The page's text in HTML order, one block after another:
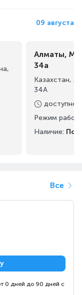
09 августа
Алматы,
34а
Казахстан,
34А
доступно
Режим
Наличие: Под
Все
0 дней до 90 дней с